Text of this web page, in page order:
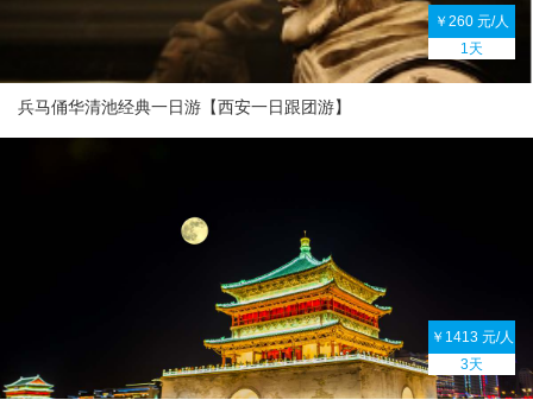
￥260 元/人
1天
兵马俑华清池经典一日游【西安一日跟团游】
￥1413 元/人
3天